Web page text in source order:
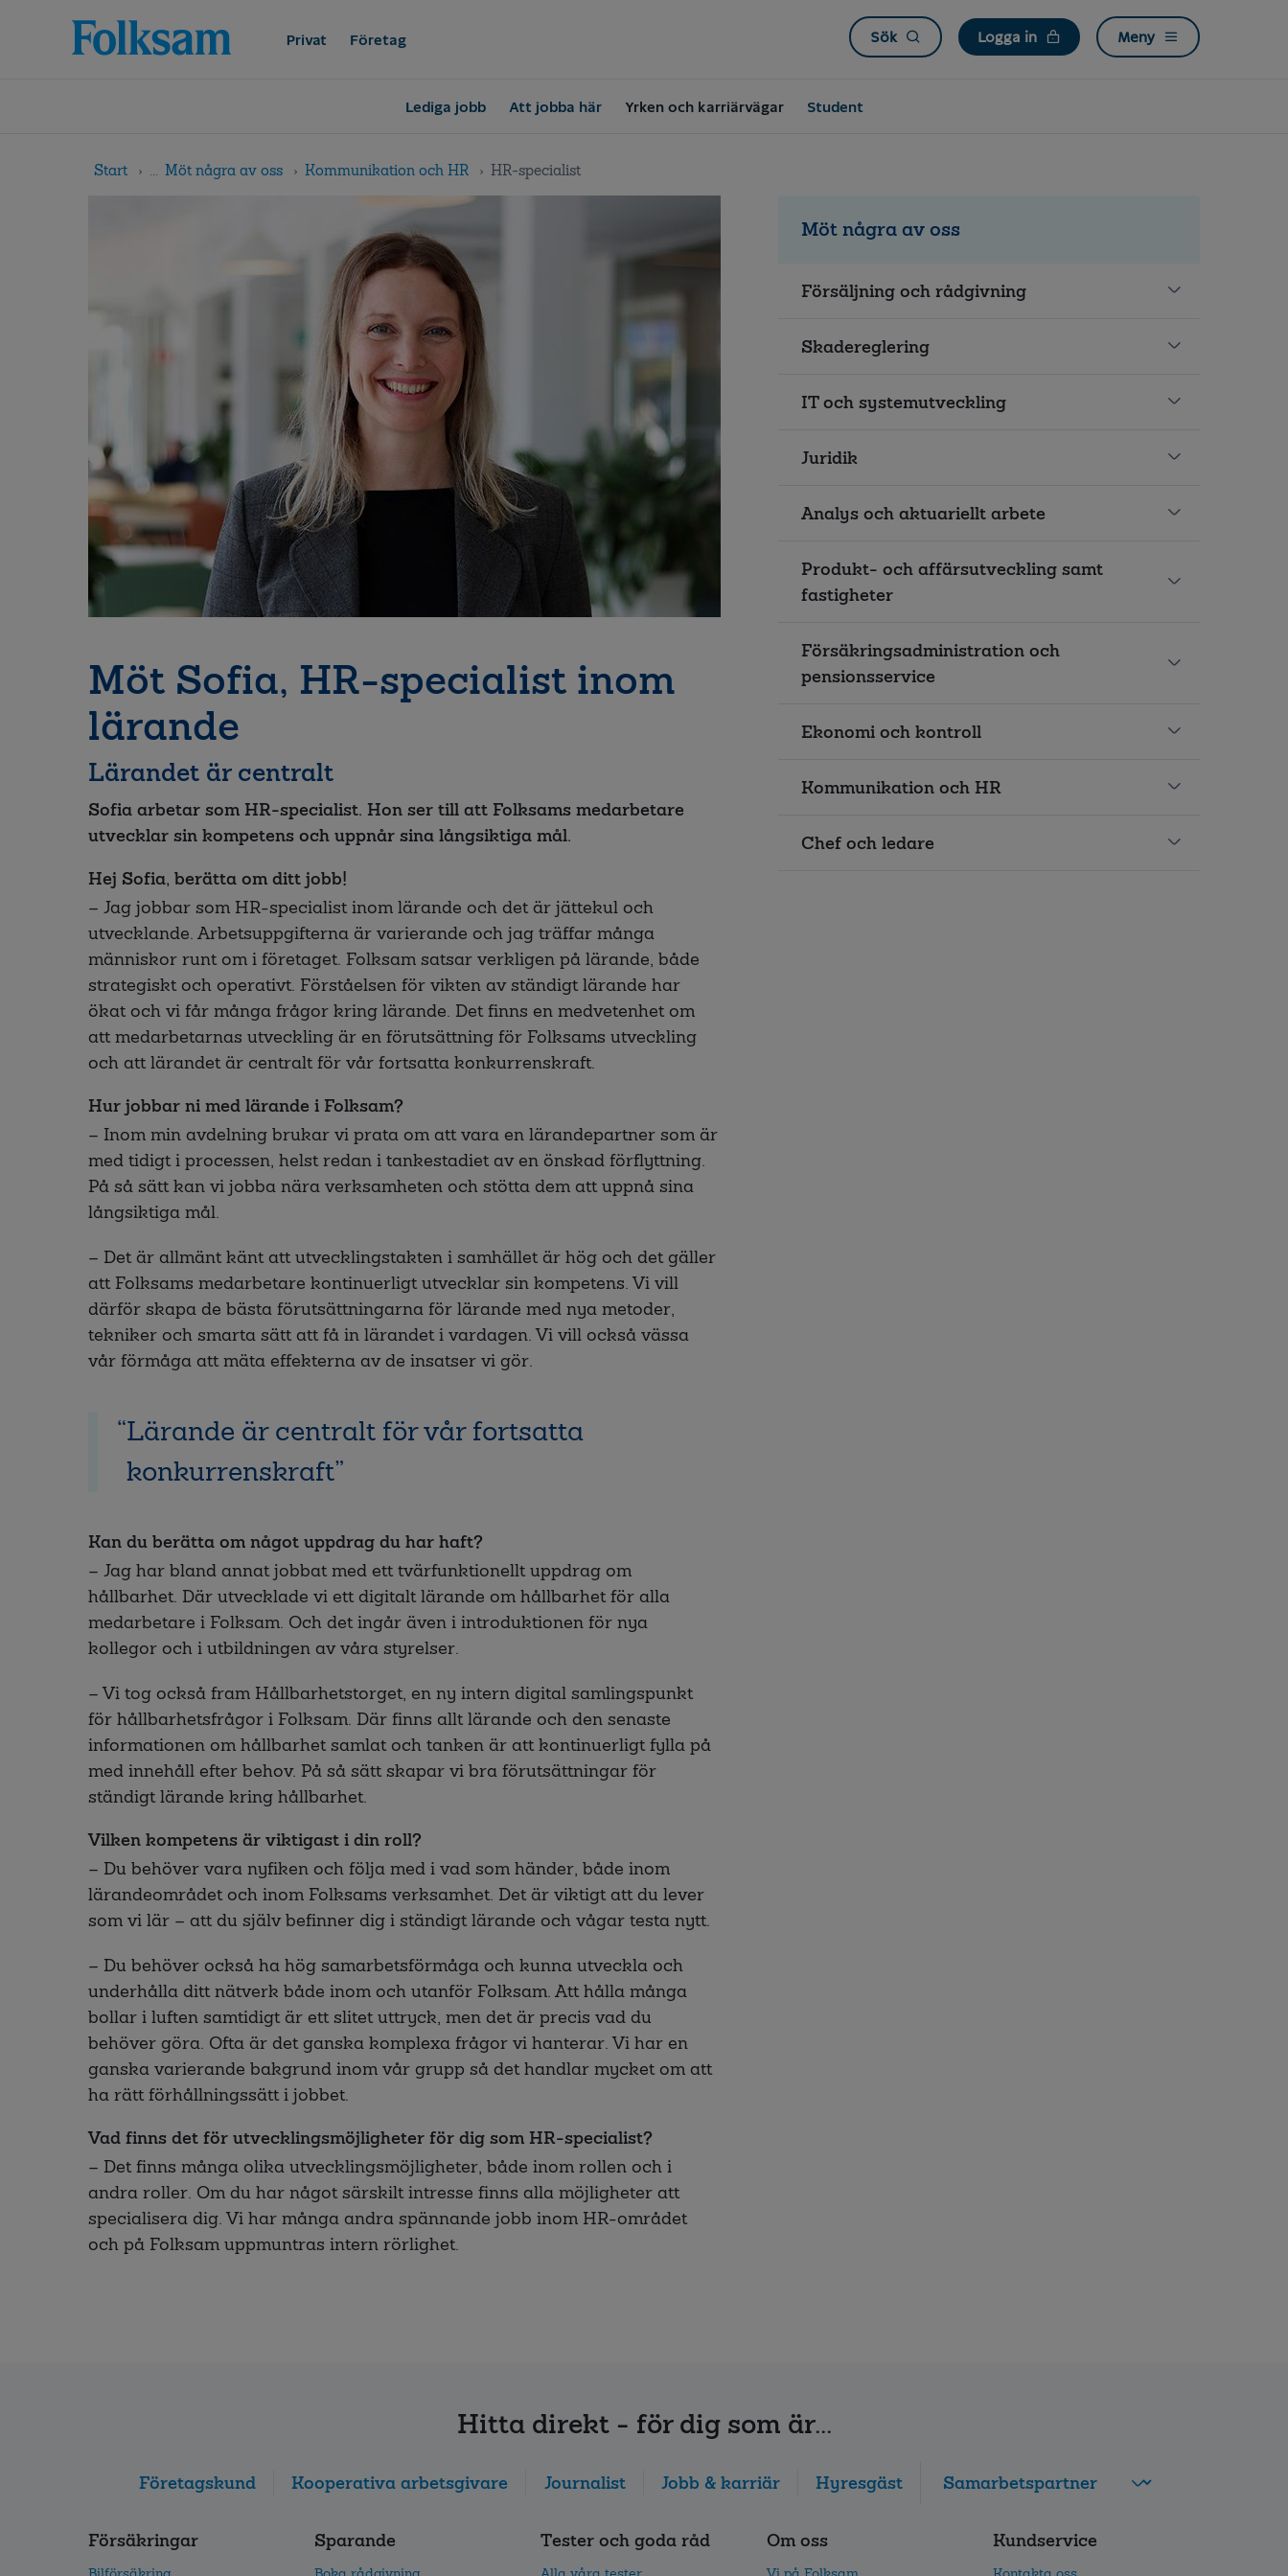
navigation
Privat Företag Sök Logga in Meny
Lediga jobb Att jobba här Yrken och karriärvägar Student
Start ... Möt några av oss Kommunikation och HR HR-specialist
Möt Sofia, HR-specialist inom
lärande
Lärandet är centralt
Sofia arbetar som HR-specialist. Hon ser till att Folksams medarbetare
utvecklar sin kompetens och uppnår sina långsiktiga mål.
Hej Sofia, berätta om ditt jobb!
– Jag jobbar som HR-specialist inom lärande och det är jättekul och
utvecklande. Arbetsuppgifterna är varierande och jag träffar många
människor runt om i företaget. Folksam satsar verkligen på lärande, både
strategiskt och operativt. Förståelsen för vikten av ständigt lärande har
ökat och vi får många frågor kring lärande. Det finns en medvetenhet om
att medarbetarnas utveckling är en förutsättning för Folksams utveckling
och att lärandet är centralt för vår fortsatta konkurrenskraft.
Hur jobbar ni med lärande i Folksam?
– Inom min avdelning brukar vi prata om att vara en lärandepartner som är
med tidigt i processen, helst redan i tankestadiet av en önskad förflyttning.
På så sätt kan vi jobba nära verksamheten och stötta dem att uppnå sina
långsiktiga mål.
– Det är allmänt känt att utvecklingstakten i samhället är hög och det gäller
att Folksams medarbetare kontinuerligt utvecklar sin kompetens. Vi vill
därför skapa de bästa förutsättningarna för lärande med nya metoder,
tekniker och smarta sätt att få in lärandet i vardagen. Vi vill också vässa
vår förmåga att mäta effekterna av de insatser vi gör.
Lärande är centralt för vår fortsatta
konkurrenskraft
Kan du berätta om något uppdrag du har haft?
– Jag har bland annat jobbat med ett tvärfunktionellt uppdrag om
hållbarhet. Där utvecklade vi ett digitalt lärande om hållbarhet för alla
medarbetare i Folksam. Och det ingår även i introduktionen för nya
kollegor och i utbildningen av våra styrelser.
– Vi tog också fram Hållbarhetstorget, en ny intern digital samlingspunkt
för hållbarhetsfrågor i Folksam. Där finns allt lärande och den senaste
informationen om hållbarhet samlat och tanken är att kontinuerligt fylla på
med innehåll efter behov. På så sätt skapar vi bra förutsättningar för
ständigt lärande kring hållbarhet.
Vilken kompetens är viktigast i din roll?
– Du behöver vara nyfiken och följa med i vad som händer, både inom
lärandeområdet och inom Folksams verksamhet. Det är viktigt att du lever
som vi lär – att du själv befinner dig i ständigt lärande och vågar testa nytt.
– Du behöver också ha hög samarbetsförmåga och kunna utveckla och
underhålla ditt nätverk både inom och utanför Folksam. Att hålla många
bollar i luften samtidigt är ett slitet uttryck, men det är precis vad du
behöver göra. Ofta är det ganska komplexa frågor vi hanterar. Vi har en
ganska varierande bakgrund inom vår grupp så det handlar mycket om att
ha rätt förhållningssätt i jobbet.
Vad finns det för utvecklingsmöjligheter för dig som HR-specialist?
– Det finns många olika utvecklingsmöjligheter, både inom rollen och i
andra roller. Om du har något särskilt intresse finns alla möjligheter att
specialisera dig. Vi har många andra spännande jobb inom HR-området
och på Folksam uppmuntras intern rörlighet.
Möt några av oss
Försäljning och rådgivning
Skadereglering
IT och systemutveckling
Juridik
Analys och aktuariellt arbete
Produkt- och affärsutveckling samt
fastigheter
Försäkringsadministration och
pensionsservice
Ekonomi och kontroll
Kommunikation och HR
Chef och ledare
Hitta direkt - för dig som är...
Företagskund Kooperativa arbetsgivare Journalist Jobb & karriär
Hyresgäst
Tjänstepension
grupp
Försäkringar Sparande Tester och goda råd Om oss Kundservice